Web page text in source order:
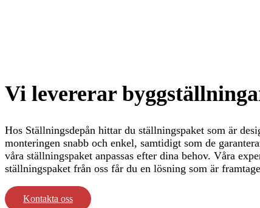
Vi levererar
Hos Ställningsdepån hittar du ställningspaket som är
monteringen snabb och enkel, samtidigt som de
våra ställningspaket anpassas efter dina behov. Våra
ställningspaket från oss får du en lösning som är
Kontakta oss